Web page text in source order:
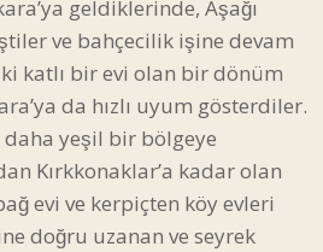
geldiklerinde, Aşağı
ve bahçecilik işine devam
katlı bir evi olan bir dönüm
da hızlı uyum gösterdiler.
yeşil bir bölgeye
Kırkkonaklar’a kadar olan
evi ve kerpiçten köy evleri
doğru uzanan ve seyrek